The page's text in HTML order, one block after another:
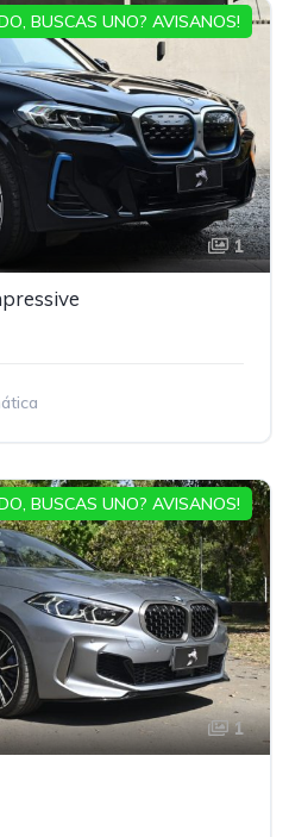
1
BUSCAS UNO? AVISANOS!
1
BUSCAS UNO? AVISANOS!